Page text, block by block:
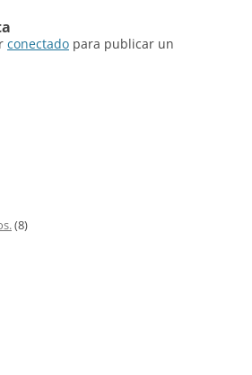
conectado para publicar un
(8)